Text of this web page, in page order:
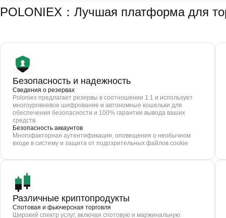
POLONIEX：Лучшая платформа для
Безопасность и надежность
Сведения о резервах
Poloniex предлагает резервы в соотношении 1:1 и использует
многоуровневое шифрование и автономные кошельки для
обеспечения безопасности и 100% гарантии вывода ваших
средств.
Безопасность аккаунтов
Многофакторная аутентификация, оповещения о необычном
входе в систему и защита от подозрительных файлов cookie
Различные криптопродукты
Спотовая и фьючерсная торговля
Широкий спектр услуг, включая спотовую и маржинальную